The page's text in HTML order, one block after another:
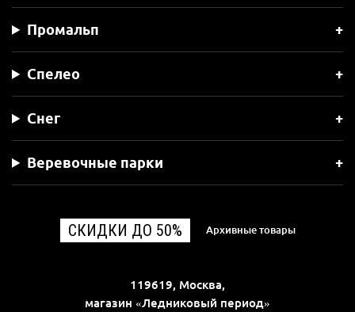
Промальп
Спелео
Снег
Веревочные парки
СКИДКИ ДО 50% Архивные товары
119619, Москва,
магазин «Ледниковый период»